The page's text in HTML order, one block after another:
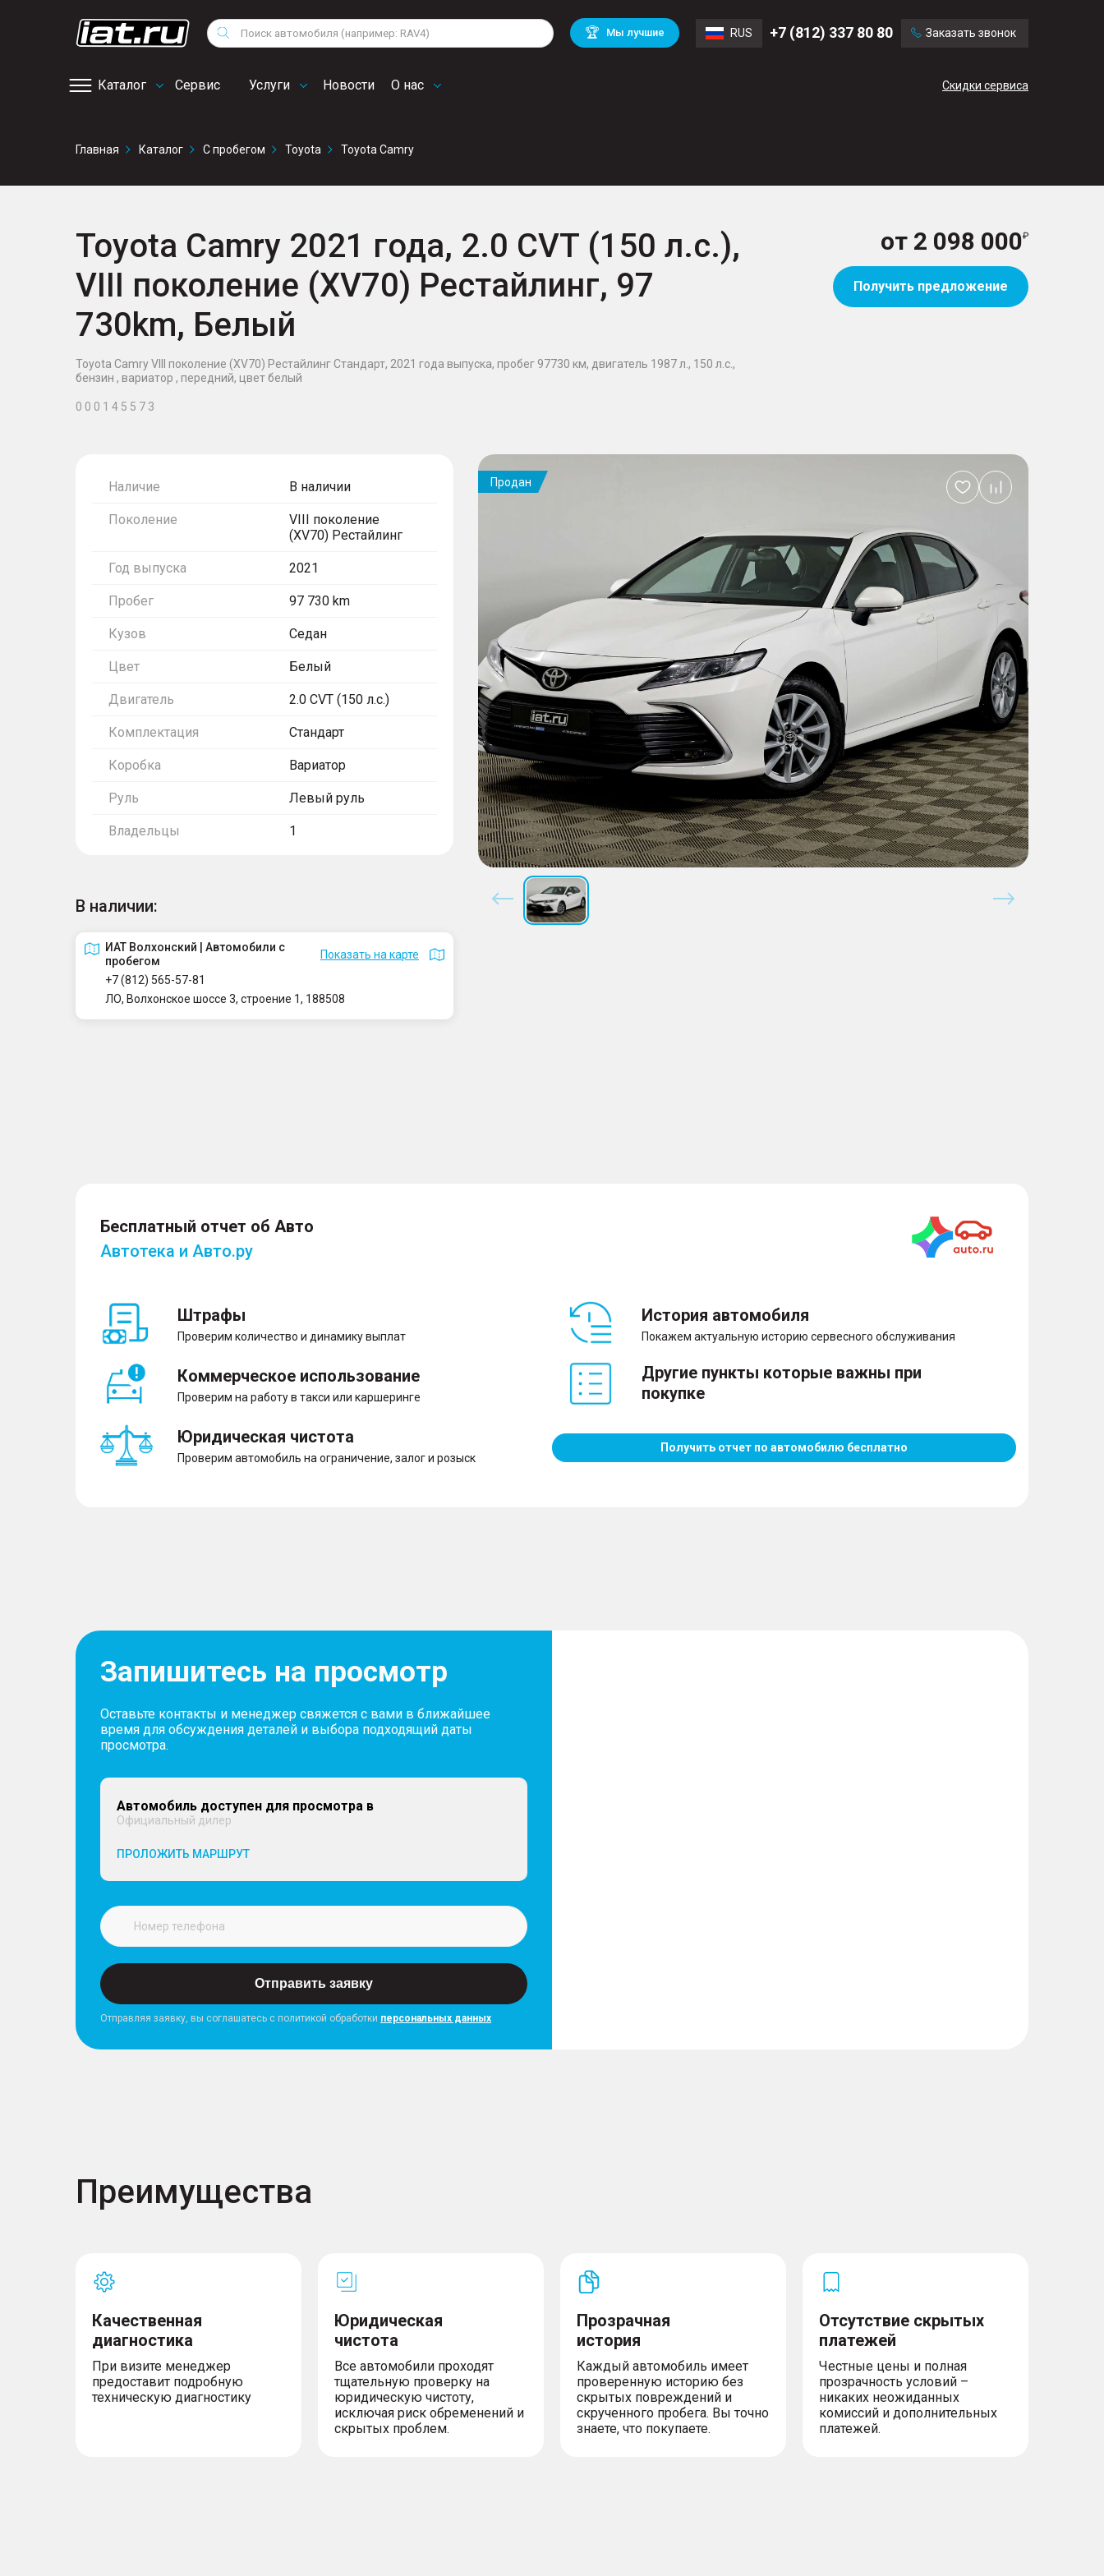
Поиск 🏆 Мы лучшие RUS +7 (812) 337 80 80 Заказать звонок
Каталог Сервис
сервис
Услуги Новости О нас Скидки сервиса
Снегоходы
Квадроциклы
Volkswagen
Mitsubishi BMW
Audi
Chevrolet Mercedes Benz
Главная Каталог С пробегом Toyota Toyota Camry
Toyota Camry 2021 года, 2.0 CVT (150 л.с.),
VIII поколение (XV70) Рестайлинг, 97
730km, Белый
Toyota Camry VIII поколение (XV70) Рестайлинг Стандарт, 2021 года выпуска, пробег 97730 км, двигатель 1987 л., 150 л.с.,
бензин , вариатор , передний, цвет белый
0 0 0 1 4 5 5 7 3
от 2 098 000
Получить предложение
Наличие В наличии
Поколение
VIII поколение
(XV70) Рестайлинг
Год выпуска 2021
Пробег 97 730 km
Кузов Седан
Цвет Белый
Двигатель 2.0 CVT (150 л.с.)
Комплектация Стандарт
Коробка Вариатор
Руль Левый руль
Владельцы 1
В наличии:
ИАТ Волхонский | Автомобили с
пробегом
Показать на карте
+7 (812) 565-57-81
ЛО, Волхонское шоссе 3, строение 1, 188508
Продан
Добавить
в
Бесплатный отчет об Авто
Автотека и Авто.ру
Штрафы
Проверим количество и динамику выплат
Коммерческое использование
Проверим на работу в такси или каршеринге
Юридическая чистота
Проверим автомобиль на ограничение, залог и розыск
История автомобиля
Покажем актуальную историю сервесного обслуживания
Другие пункты которые важны при
покупке
Получить отчет по автомобилю бесплатно
Запишитесь на просмотр
Оставьте контакты и менеджер свяжется с вами в ближайшее
время для обсуждения деталей и выбора подходящий даты
просмотра.
Автомобиль доступен для просмотра в
Официальный дилер
ПРОЛОЖИТЬ МАРШРУТ
Отправить заявку
Отправляя заявку, вы соглашатесь с политикой обработки персональных данных
Преимущества
Качественная
диагностика
При визите менеджер
предоставит подробную
техническую диагностику
Юридическая
чистота
Все автомобили проходят
тщательную проверку на
юридическую чистоту,
исключая риск обременений и
скрытых проблем.
Прозрачная
история
Каждый автомобиль имеет
проверенную историю без
скрытых повреждений и
скрученного пробега. Вы точно
знаете, что покупаете.
Отсутствие скрытых
платежей
Честные цены и полная
прозрачность условий –
никаких неожиданных
комиссий и дополнительных
платежей.